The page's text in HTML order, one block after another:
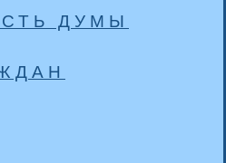
ДУМЫ